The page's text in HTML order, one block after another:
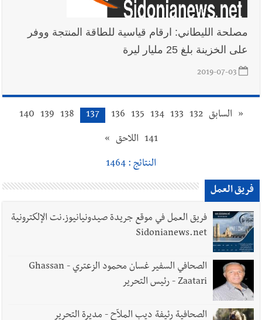
مصلحة الليطاني: ارقام قياسية للطاقة المنتجة ووفر
على الخزينة بلغ 25 مليار ليرة
2019-07-03
« السابق 132
133
134
135
136
137
138
139
140
141 اللاحق »
النتائج : 1464
فريق العمل
فريق العمل في موقع جريدة صيدونيانيوز.نت الإلكترونية
Sidonianews.net
الصحافي السفير غسان محمود الزعتري - Ghassan
Zaatari - رئيس التحرير
الصحافية رئيفة ديب الملاّح - مديرة التحرير